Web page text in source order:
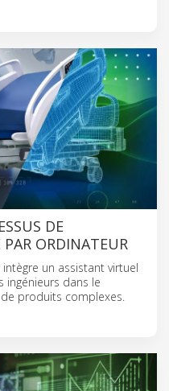
DE
PAR ORDINATEUR
un assistant virtuel
ingénieurs dans le
produits complexes.